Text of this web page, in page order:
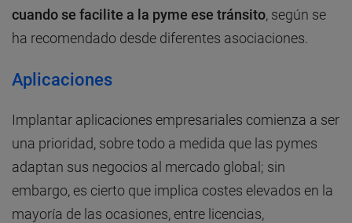
cuando se facilite a la pyme ese tránsito, según se
ha recomendado desde diferentes asociaciones.
Aplicaciones
Implantar aplicaciones empresariales comienza a ser
una prioridad, sobre todo a medida que las pymes
adaptan sus negocios al mercado global; sin
embargo, es cierto que implica costes elevados en la
mayoría de las ocasiones, entre licencias,